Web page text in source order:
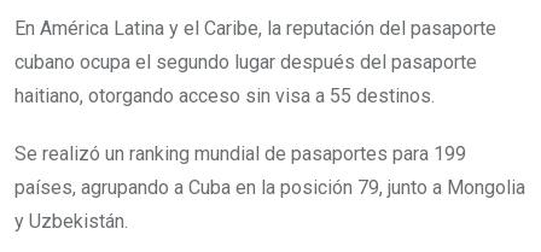
En América Latina y el Caribe, la reputación del pasaporte
cubano ocupa el segundo lugar después del pasaporte
haitiano, otorgando acceso sin visa a 55 destinos.
Se realizó un ranking mundial de pasaportes para 199
países, agrupando a Cuba en la posición 79, junto a Mongolia
y Uzbekistán.